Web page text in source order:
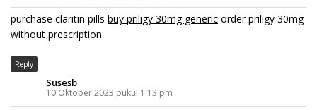
purchase claritin pills buy priligy 30mg generic order priligy 30mg
without prescription
Reply
Susesb
10 Oktober 2023 pukul 1:13 pm